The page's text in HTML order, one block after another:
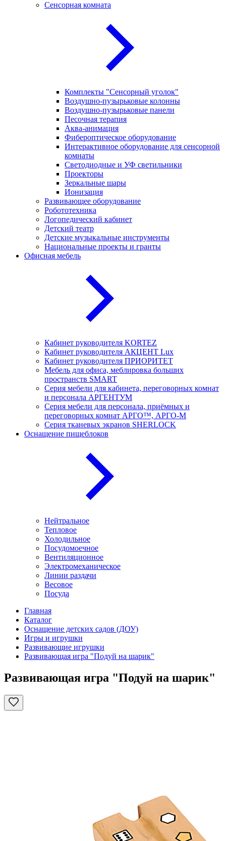
Сенсорная комната
Комплекты "Сенсорный уголок"
Воздушно-пузырьковые колонны
Воздушно-пузырьковые панели
Песочная терапия
Аква-анимация
Фибероптическое оборудование
Интерактивное оборудование для сенсорной
комнаты
Светодиодные и УФ светильники
Проекторы
Зеркальные шары
Ионизация
Развивающее оборудование
Робототехника
Логопедический кабинет
Детский театр
Детские музыкальные инструменты
Национальные проекты и гранты
Офисная мебель
Кабинет руководителя KORTEZ
Кабинет руководителя АКЦЕНТ Lux
Кабинет руководителя ПРИОРИТЕТ
Мебель для офиса, меблировка больших
пространств SMART
Серия мебели для кабинета, переговорных комнат
и персонала АРГЕНТУМ
Серия мебели для персонала, приёмных и
переговорных комнат АРГО™, АРГО-М
Серия тканевых экранов SHERLOCK
Оснащение пищеблоков
Нейтральное
Тепловое
Холодильное
Посудомоечное
Вентиляционное
Электромеханическое
Линии раздачи
Весовое
Посуда
Главная
Каталог
Оснащение детских садов (ДОУ)
Игры и игрушки
Развивающие игрушки
Развивающая игра "Подуй на шарик"
Развивающая игра "Подуй на шарик"